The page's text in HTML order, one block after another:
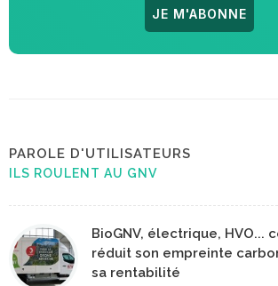
JE M'ABONNE
PAROLE D'UTILISATEURS
ILS ROULENT AU GNV
BioGNV, électrique, HVO...
réduit son empreinte
sa rentabilité